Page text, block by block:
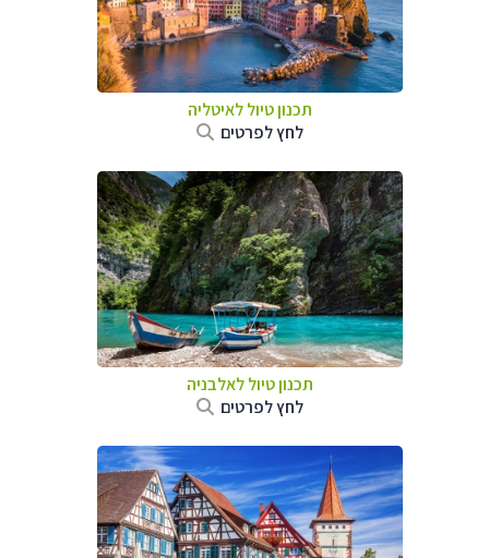
תכנון טיול לאיטליה
לחץ לפרטים
תכנון טיול לאלבניה
לחץ לפרטים